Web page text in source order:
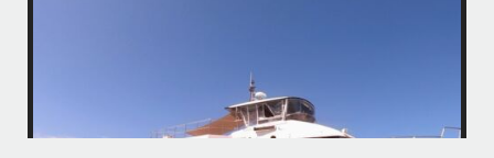
パーフェクトな海でバナナボートに船上BBQ、シュノーケリングとお楽
しみ頂いております
・
・
何ヶ月も前からやり取りさせて頂き温めていたご予約でしたので、お天